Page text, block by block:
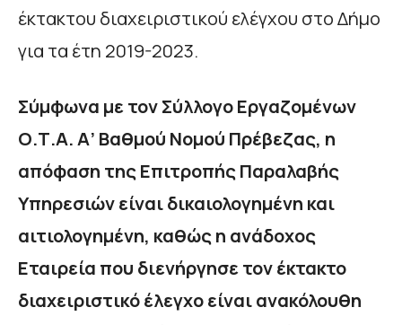
έκτακτου διαχειριστικού ελέγχου στο Δήμο
για τα έτη 2019-2023.
Σύμφωνα με τον Σύλλογο Εργαζομένων
Ο.Τ.Α. Α’ Βαθμού Νομού Πρέβεζας, η
απόφαση της Επιτροπής Παραλαβής
Υπηρεσιών είναι δικαιολογημένη και
αιτιολογημένη, καθώς η ανάδοχος
Εταιρεία που διενήργησε τον έκτακτο
διαχειριστικό έλεγχο είναι ανακόλουθη